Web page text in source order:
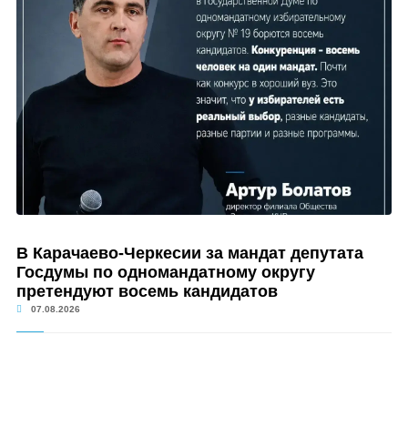
В Карачаево-Черкесии за мандат депутата
Госдумы по одномандатному округу
претендуют восемь кандидатов
07.08.2026